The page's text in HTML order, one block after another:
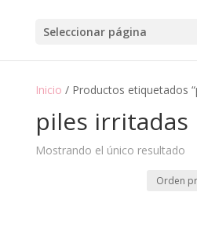
Seleccionar página
Inicio / Productos etiquetados
piles irritadas
Mostrando el único resultado